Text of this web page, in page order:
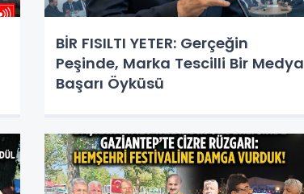
BİR FISILTI YETER: Gerçeğin
Peşinde, Marka Tescilli Bir Medya
Başarı Öyküsü